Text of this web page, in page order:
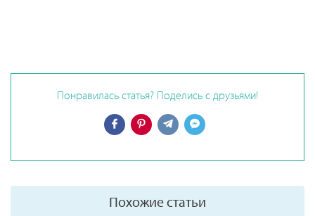
Понравилась статья? Поделись с друзьями!
Похожие статьи